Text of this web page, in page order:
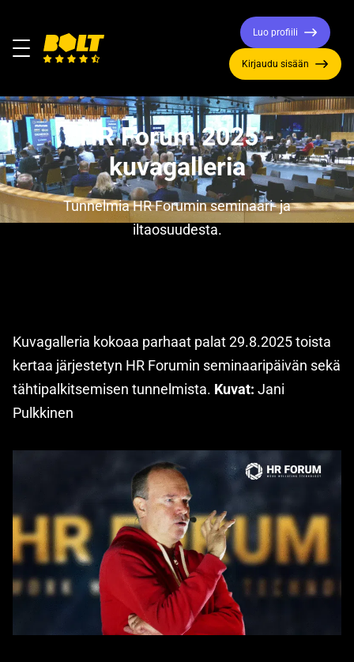
Valikko
etusivulle
Luo profiili
Kirjaudu sisään
HR Forum 2025 -
kuvagalleria
Tunnelmia HR Forumin seminaari- ja
iltaosuudesta.
Kuvagalleria kokoaa parhaat palat 29.8.2025 toista
kertaa järjestetyn HR Forumin seminaaripäivän sekä
tähtipalkitsemisen tunnelmista. Kuvat: Jani
Pulkkinen